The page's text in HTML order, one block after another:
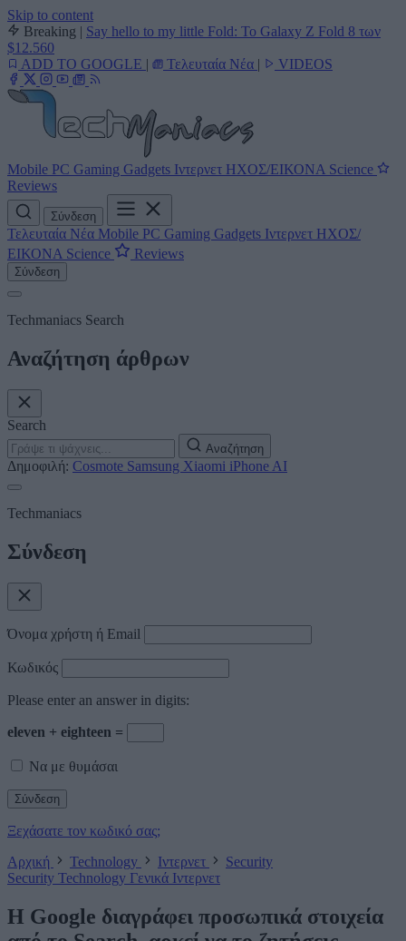
Skip to content
Breaking | Say hello to my little Fold: Το Galaxy Z Fold 8 των
$12.560
ADD TO GOOGLE | Τελευταία Νέα | VIDEOS
Mobile PC Gaming Gadgets Ιντερνετ ΗΧΟΣ/ΕΙΚΟΝΑ Science
Reviews
Σύνδεση
Τελευταία Νέα Mobile PC Gaming Gadgets Ιντερνετ ΗΧΟΣ/
ΕΙΚΟΝΑ Science Reviews
Σύνδεση
Techmaniacs Search
Αναζήτηση άρθρων
Search
Αναζήτηση
Δημοφιλή: Cosmote Samsung Xiaomi iPhone AI
Techmaniacs
Σύνδεση
Όνομα χρήστη ή Email
Κωδικός
Please enter an answer in digits:
eleven + eighteen =
Να με θυμάσαι
Ξεχάσατε τον κωδικό σας;
Αρχική
Technology Ιντερνετ
Security
Security Technology Γενικά Ιντερνετ
Η Google διαγράφει προσωπικά στοιχεία